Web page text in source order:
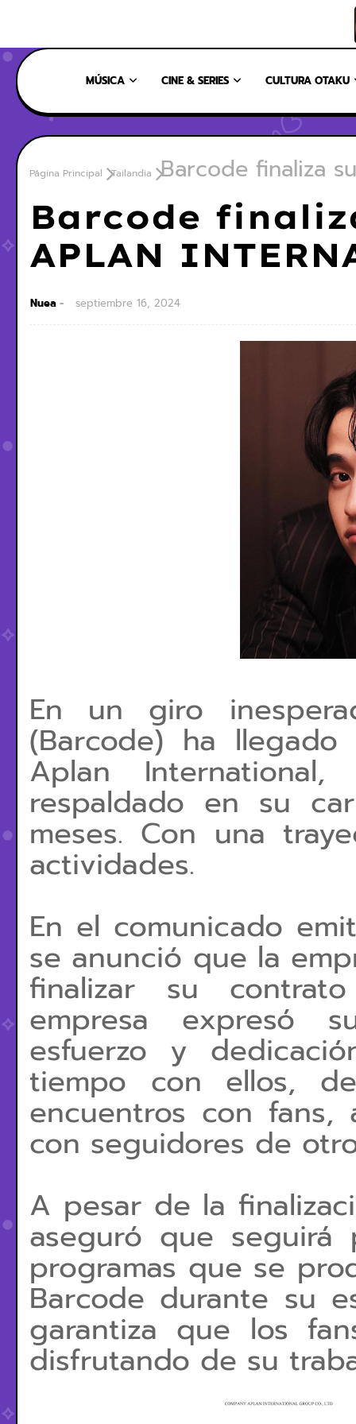
MÚSICA CINE & SERIES CULTURA OTAKU
Página Principal Tailandia Barcode finaliza
Barcode
APLAN
Nuea septiembre 16, 2024
En un giro
(Barcode) ha
Aplan
respaldado en su
meses. Con una
actividades.
En el comunicado
se anunció que la
finalizar su
empresa expresó
esfuerzo y
tiempo con ellos,
encuentros con
con seguidores de
A pesar de la
aseguró que seguirá
programas que se
Barcode durante su
garantiza que los
disfrutando de su